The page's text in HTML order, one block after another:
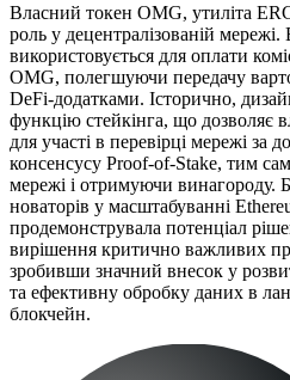
Власний токен OMG, утиліта
роль у децентралізованій
використовується для оплати
OMG, полегшуючи передачу
DeFi-додатками. Історично,
функцію стейкінга, що дозволяє
для участі в перевірці мережі за
консенсусу Proof-of-Stake, тим
мережі і отримуючи винагороду.
новаторів у масштабуванні
продемонструвала потенціал
вирішення критично важливих
зробивши значний внесок у
та ефективну обробку даних в
блокчейн.